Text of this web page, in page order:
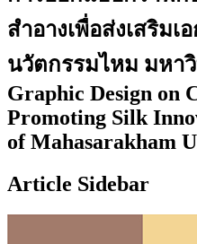
สำอางเพื่อส่งเสริม
นวัตกรรมไหม มหา
Graphic Design on
Promoting Silk
of Mahasarakham
Article Sidebar